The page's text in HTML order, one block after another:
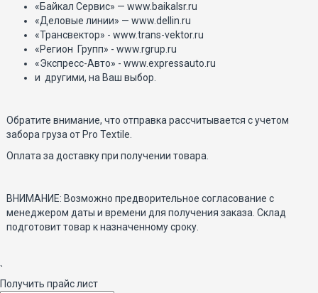
«Байкал Сервис» — www.baikalsr.ru
«Деловые линии» — www.dellin.ru
«Трансвектор» - www.trans-vektor.ru
«Регион Групп» - www.rgrup.ru
«Экспресс-Авто» - www.expressauto.ru
и другими, на Ваш выбор.
Обратите внимание, что отправка рассчитывается с учетом
забора груза от Pro Textile.
Оплата за доставку при получении товара.
ВНИМАНИЕ: Возможно предворительное согласование с
менеджером даты и времени для получения заказа. Склад
подготовит товар к назначенному сроку.
`
Получить прайс лист